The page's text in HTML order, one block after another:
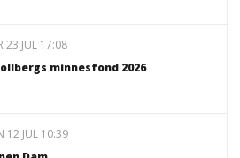
23 JUL 17:08
minnesfond 2026
12 JUL 10:39